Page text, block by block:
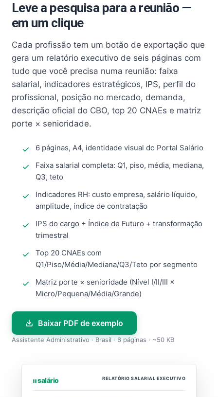
Leve a pesquisa para a reunião —
em um clique
Cada profissão tem um botão de exportação que
gera um relatório executivo de seis páginas com
tudo que você precisa numa reunião: faixa
salarial, indicadores estratégicos, IPS, perfil do
profissional, posição no mercado, demanda,
descrição oficial do CBO, top 20 CNAEs e matriz
porte × senioridade.
6 páginas, A4, identidade visual do Portal Salário
Faixa salarial completa: Q1, piso, média, mediana,
Q3, teto
Indicadores RH: custo empresa, salário líquido,
amplitude, índice de contratação
IPS do cargo + Índice de Futuro + transformação
trimestral
Top 20 CNAEs com
Q1/Piso/Média/Mediana/Q3/Teto por segmento
Matriz porte × senioridade (Nível I/II/III ×
Micro/Pequena/Média/Grande)
Baixar PDF de exemplo
Assistente Administrativo · Brasil · 6 páginas · ~50 KB
⏐⏐⏐ salário RELATÓRIO SALARIAL EXECUTIVO